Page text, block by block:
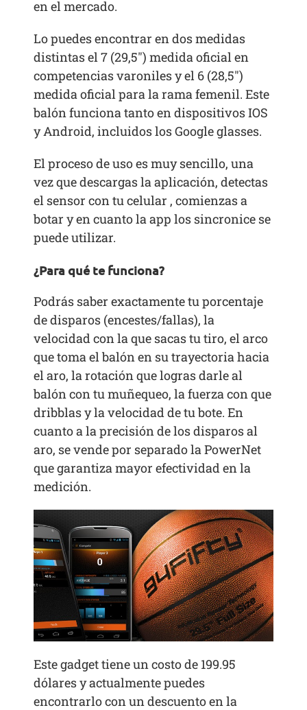
en el mercado.
Lo puedes encontrar en dos medidas
distintas el 7 (29,5″) medida oficial en
competencias varoniles y el 6 (28,5″)
medida oficial para la rama femenil. Este
balón funciona tanto en dispositivos IOS
y Android, incluidos los Google glasses.
El proceso de uso es muy sencillo, una
vez que descargas la aplicación, detectas
el sensor con tu celular , comienzas a
botar y en cuanto la app los sincronice se
puede utilizar.
¿Para qué te funciona?
Podrás saber exactamente tu porcentaje
de disparos (encestes/fallas), la
velocidad con la que sacas tu tiro, el arco
que toma el balón en su trayectoria hacia
el aro, la rotación que logras darle al
balón con tu muñequeo, la fuerza con que
dribblas y la velocidad de tu bote. En
cuanto a la precisión de los disparos al
aro, se vende por separado la PowerNet
que garantiza mayor efectividad en la
medición.
Este gadget tiene un costo de 199.95
dólares y actualmente puedes
encontrarlo con un descuento en la